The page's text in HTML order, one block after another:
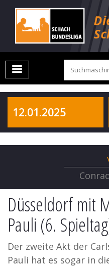
12.01.2025
Düsseldorf mit
Pauli (6.
Der zweite Akt der
Pauli hat es sogar in